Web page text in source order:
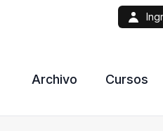
Archivo Cursos